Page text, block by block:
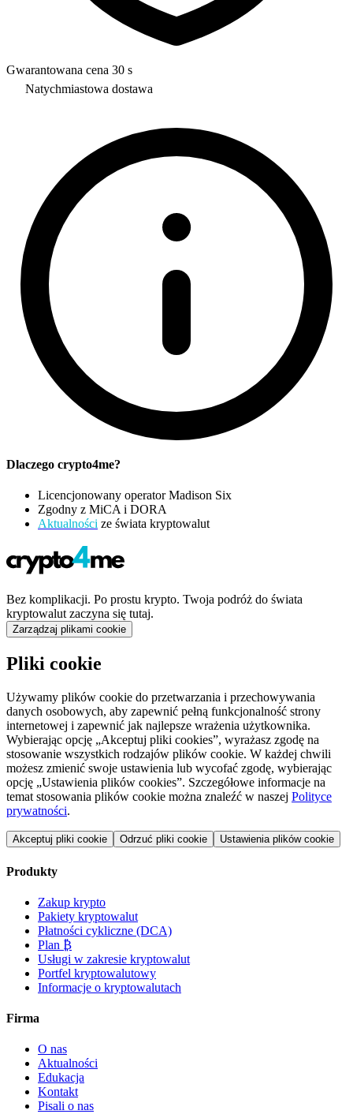
Gwarantowana cena 30 s
Natychmiastowa dostawa
Dlaczego crypto4me?
Licencjonowany operator Madison Six
Zgodny z MiCA i DORA
Aktualności ze świata kryptowalut
Bez komplikacji. Po prostu krypto. Twoja podróż do świata
kryptowalut zaczyna się tutaj.
Zarządzaj plikami cookie
Pliki cookie
Używamy plików cookie do przetwarzania i przechowywania
danych osobowych, aby zapewnić pełną funkcjonalność strony
internetowej i zapewnić jak najlepsze wrażenia użytkownika.
Wybierając opcję „Akceptuj pliki cookies”, wyrażasz zgodę na
stosowanie wszystkich rodzajów plików cookie. W każdej chwili
możesz zmienić swoje ustawienia lub wycofać zgodę, wybierając
opcję „Ustawienia plików cookies”. Szczegółowe informacje na
temat stosowania plików cookie można znaleźć w naszej Polityce
prywatności.
Akceptuj pliki cookie Odrzuć pliki cookie Ustawienia plików cookie
Produkty
Zakup krypto
Pakiety kryptowalut
Płatności cykliczne (DCA)
Plan ₿
Usługi w zakresie kryptowalut
Portfel kryptowalutowy
Informacje o kryptowalutach
Firma
O nas
Aktualności
Edukacja
Kontakt
Pisali o nas